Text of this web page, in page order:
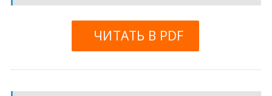
ЧИТАТЬ В PDF